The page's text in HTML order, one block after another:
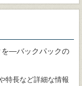
を―バックパックの
特長など詳細な情報